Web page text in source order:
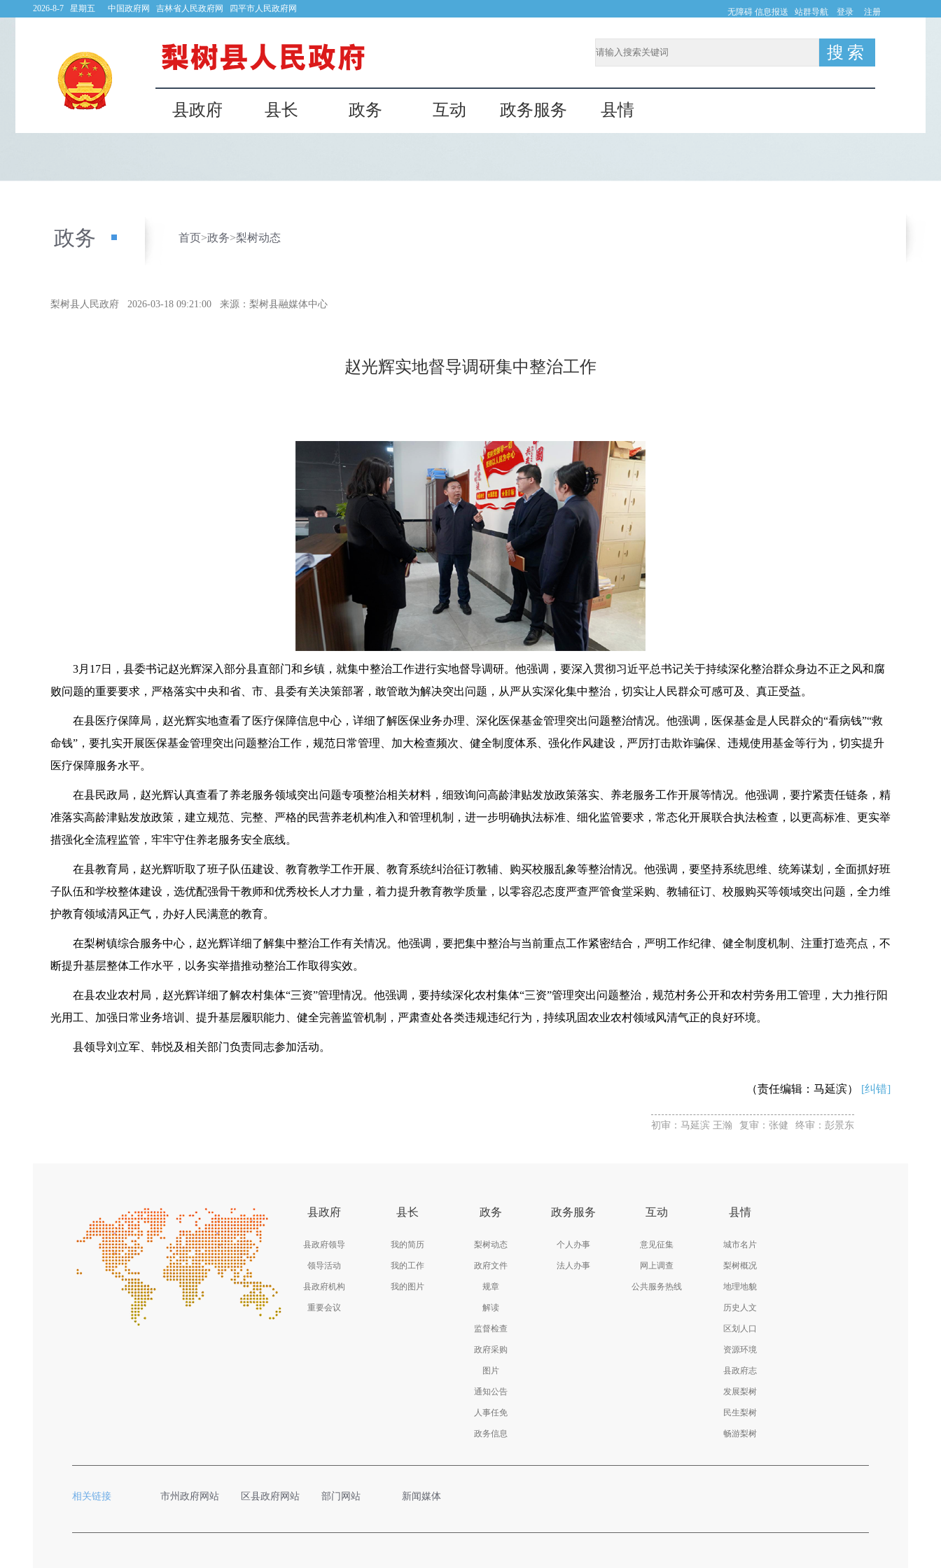
2026-8-7 星期五 中国政府网 吉林省人民政府网 四平市人民政府网 无障碍 信息报送 站群导航 登录 注册
县政府 县长 政务 互动 政务服务 县情
政务 首页>政务>梨树动态
梨树县人民政府 2026-03-18 09:21:00 来源：梨树县融媒体中心
赵光辉实地督导调研集中整治工作
3月17日，县委书记赵光辉深入部分县直部门和乡镇，就集中整治工作进行实地督导调研。他强调，要深入贯彻习近平总书记关于持续深化整治群众身边不正之风和腐
败问题的重要要求，严格落实中央和省、市、县委有关决策部署，敢管敢为解决突出问题，从严从实深化集中整治，切实让人民群众可感可及、真正受益。
在县医疗保障局，赵光辉实地查看了医疗保障信息中心，详细了解医保业务办理、深化医保基金管理突出问题整治情况。他强调，医保基金是人民群众的“看病钱”“救
命钱”，要扎实开展医保基金管理突出问题整治工作，规范日常管理、加大检查频次、健全制度体系、强化作风建设，严厉打击欺诈骗保、违规使用基金等行为，切实提升
医疗保障服务水平。
在县民政局，赵光辉认真查看了养老服务领域突出问题专项整治相关材料，细致询问高龄津贴发放政策落实、养老服务工作开展等情况。他强调，要拧紧责任链条，精
准落实高龄津贴发放政策，建立规范、完整、严格的民营养老机构准入和管理机制，进一步明确执法标准、细化监管要求，常态化开展联合执法检查，以更高标准、更实举
措强化全流程监管，牢牢守住养老服务安全底线。
在县教育局，赵光辉听取了班子队伍建设、教育教学工作开展、教育系统纠治征订教辅、购买校服乱象等整治情况。他强调，要坚持系统思维、统筹谋划，全面抓好班
子队伍和学校整体建设，选优配强骨干教师和优秀校长人才力量，着力提升教育教学质量，以零容忍态度严查严管食堂采购、教辅征订、校服购买等领域突出问题，全力维
护教育领域清风正气，办好人民满意的教育。
在梨树镇综合服务中心，赵光辉详细了解集中整治工作有关情况。他强调，要把集中整治与当前重点工作紧密结合，严明工作纪律、健全制度机制、注重打造亮点，不
断提升基层整体工作水平，以务实举措推动整治工作取得实效。
在县农业农村局，赵光辉详细了解农村集体“三资”管理情况。他强调，要持续深化农村集体“三资”管理突出问题整治，规范村务公开和农村劳务用工管理，大力推行阳
光用工、加强日常业务培训、提升基层履职能力、健全完善监管机制，严肃查处各类违规违纪行为，持续巩固农业农村领域风清气正的良好环境。
县领导刘立军、韩悦及相关部门负责同志参加活动。
（责任编辑：马延滨） [纠错]
初审：马延滨 王瀚 复审：张健 终审：彭景东
县政府
县政府领导
领导活动
县政府机构
重要会议
县长
我的简历
我的工作
我的图片
政务
梨树动态
政府文件
规章
解读
监督检查
政府采购
图片
通知公告
人事任免
政务信息
政务服务
个人办事
法人办事
互动
意见征集
网上调查
公共服务热线
县情
城市名片
梨树概况
地理地貌
历史人文
区划人口
资源环境
县政府志
发展梨树
民生梨树
畅游梨树
相关链接 市州政府网站 区县政府网站 部门网站 新闻媒体